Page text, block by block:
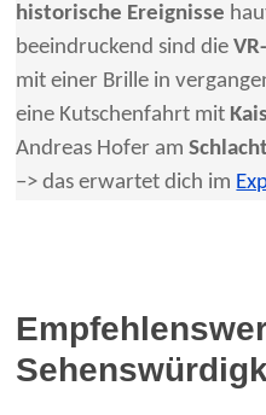
historische Ereignisse
beeindruckend sind die
mit einer Brille in
eine Kutschenfahrt mit
Andreas Hofer am
–> das erwartet dich im